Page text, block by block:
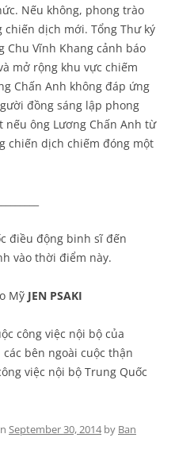
Nếu không, phong trào
dịch mới. Tổng Thư ký
Chu Vĩnh Khang cảnh báo
mở rộng khu vực chiếm
Chấn Anh không đáp ứng
đồng sáng lập phong
ông Lương Chấn Anh từ
chiến dịch chiếm đóng một
điều động binh sĩ đến
vào thời điểm này.
Mỹ JEN PSAKI
công việc nội bộ của
bên ngoài cuộc thận
việc nội bộ Trung Quốc
September 30, 2014by Ban